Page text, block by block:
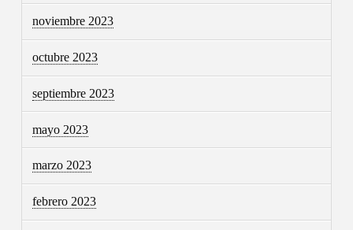
noviembre 2023
octubre 2023
septiembre 2023
mayo 2023
marzo 2023
febrero 2023